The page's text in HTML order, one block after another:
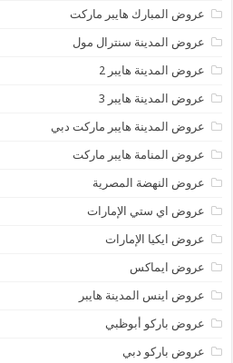
عروض المبارك هايبر ماركت
عروض المدينة سنترال مول
عروض المدينة هايبر 2
عروض المدينة هايبر 3
عروض المدينة هايبر ماركت دبي
عروض المنامة هايبر ماركت
عروض النهضة المصرية
عروض اي ستي الإمارات
عروض ايكيا الإمارات
عروض ايماكس
عروض اينس المدينة هايبر
عروض باركو أبوظبي
عروض باركو دبي